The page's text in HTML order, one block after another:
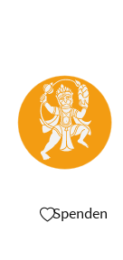
Spenden